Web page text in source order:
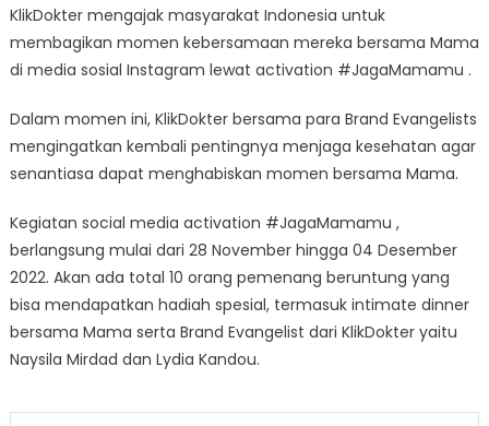
KlikDokter mengajak masyarakat Indonesia untuk
membagikan momen kebersamaan mereka bersama Mama
di media sosial Instagram lewat activation #JagaMamamu .
Dalam momen ini, KlikDokter bersama para Brand Evangelists
mengingatkan kembali pentingnya menjaga kesehatan agar
senantiasa dapat menghabiskan momen bersama Mama.
Kegiatan social media activation #JagaMamamu ,
berlangsung mulai dari 28 November hingga 04 Desember
2022. Akan ada total 10 orang pemenang beruntung yang
bisa mendapatkan hadiah spesial, termasuk intimate dinner
bersama Mama serta Brand Evangelist dari KlikDokter yaitu
Naysila Mirdad dan Lydia Kandou.